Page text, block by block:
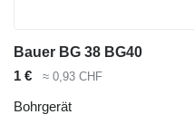
Bauer BG 38 BG40
1 €
≈ 0,93 CHF
Bohrgerät